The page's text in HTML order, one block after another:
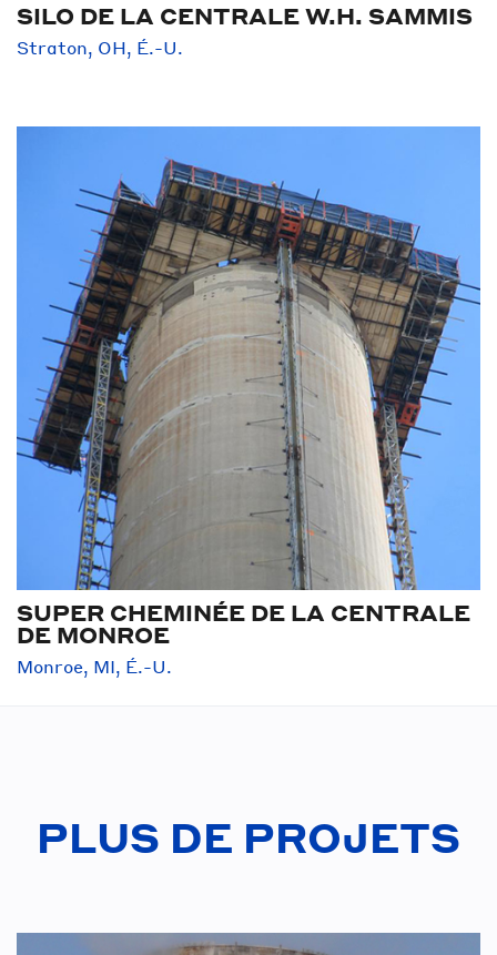
SILO DE LA CENTRALE W.H. SAMMIS
Straton, OH, É.-U.
SUPER CHEMINÉE DE LA CENTRALE
DE MONROE
Monroe, MI, É.-U.
PLUS DE PROJETS